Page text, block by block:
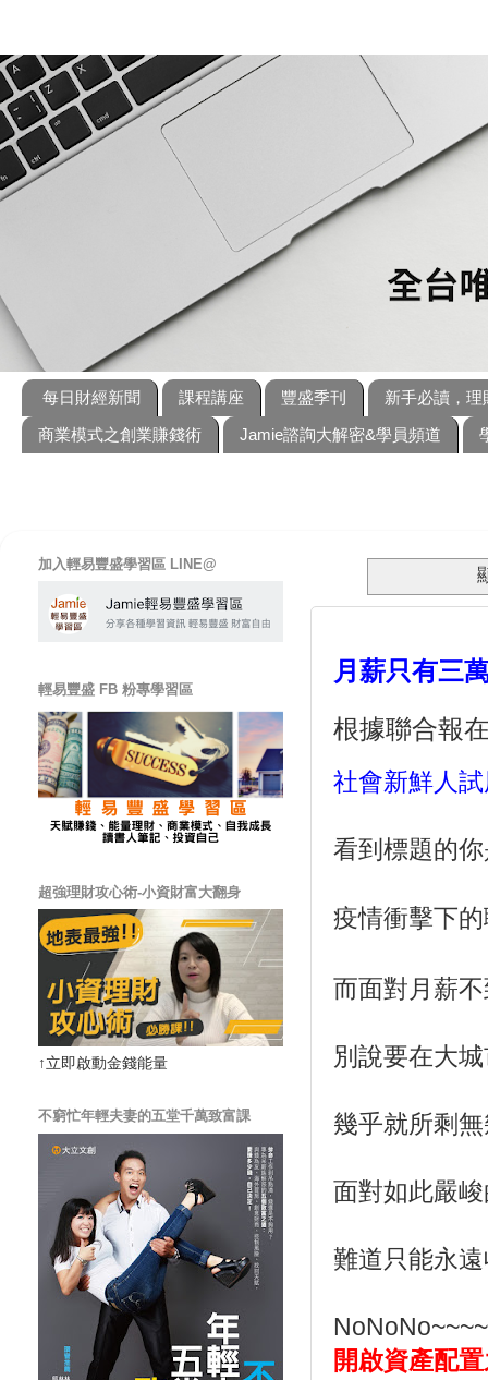
每日財經新聞 課程講座 豐盛季刊
新手必讀，理
商業模式之創業賺錢術
Jamie諮詢大解密&學員頻道
月薪只有三
根據聯合報
社會新鮮人
看到標題的
疫情衝擊下
而面對月薪
別說要在大
幾乎就所剩
面對如此嚴
難道只能永
開啟資產配
加入輕易豐盛學習區 LINE@
輕易豐盛 FB 粉專學習區
超強理財攻心術-小資財富大翻身
↑立即啟動金錢能量
不窮忙年輕夫妻的五堂千萬致富課